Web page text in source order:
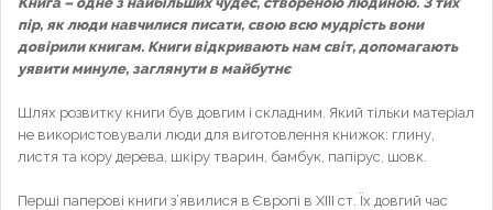
пір, як люди навчилися писати, свою всю мудрість вони
довірили книгам. Книги відкривають нам світ, допомагають
уявити минуле, заглянути в майбутнє
Шлях розвитку книги був довгим і складним. Який тільки матеріал
не використовували люди для виготовлення книжок: глину,
листя та кору дерева, шкіру тварин, бамбук, папірус, шовк.
Перші паперові книги з’явилися в Європі в ХІІІ ст. Їх довгий час